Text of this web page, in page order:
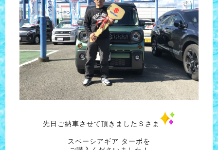
先日ご納車させて頂きましたＳさま
スペーシアギア ターボを